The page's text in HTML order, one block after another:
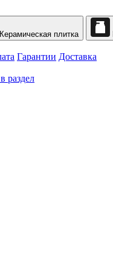
Керамическая плитка
Гарантии Доставка
раздел